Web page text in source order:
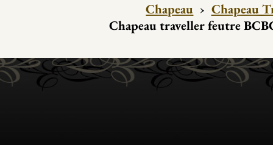
Chapeau › Chapeau
Chapeau traveller feutre